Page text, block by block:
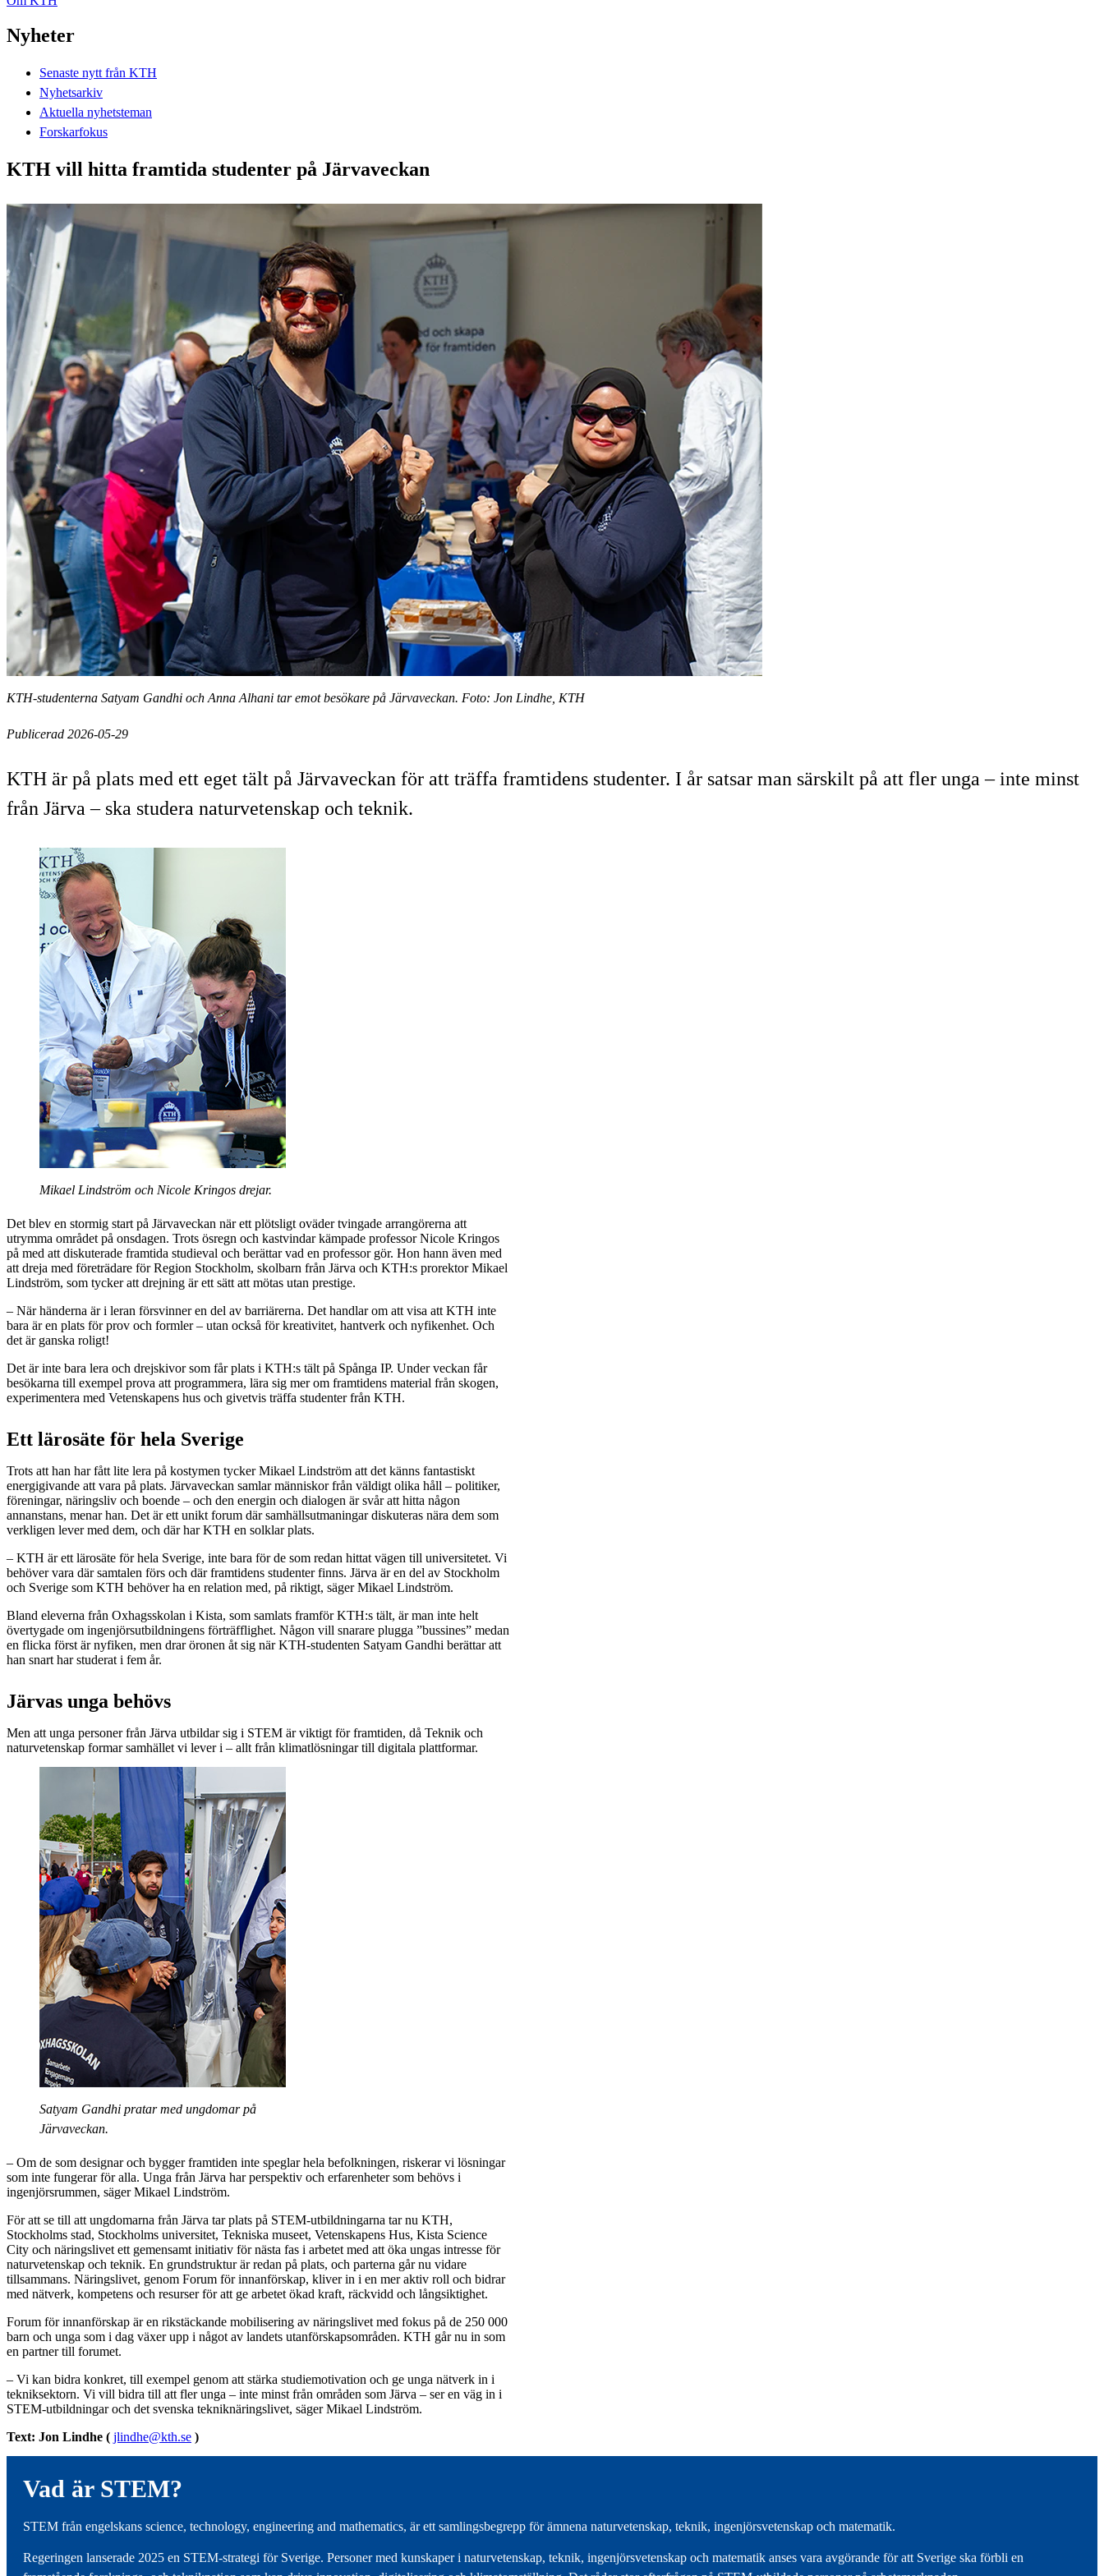
Nyheter
Senaste nytt från KTH
Nyhetsarkiv
Aktuella nyhetsteman
Forskarfokus
KTH vill hitta framtida studenter på Järvaveckan
KTH-studenterna Satyam Gandhi och Anna Alhani tar emot besökare på Järvaveckan. Foto: Jon Lindhe, KTH
Publicerad 2026-05-29
KTH är på plats med ett eget tält på Järvaveckan för att träffa framtidens studenter. I år satsar man särskilt på att fler unga – inte minst
från Järva – ska studera naturvetenskap och teknik.
Mikael Lindström och Nicole Kringos drejar.
Det blev en stormig start på Järvaveckan när ett plötsligt oväder tvingade arrangörerna att
utrymma området på onsdagen. Trots ösregn och kastvindar kämpade professor Nicole Kringos
på med att diskuterade framtida studieval och berättar vad en professor gör. Hon hann även med
att dreja med företrädare för Region Stockholm, skolbarn från Järva och KTH:s prorektor Mikael
Lindström, som tycker att drejning är ett sätt att mötas utan prestige.
– När händerna är i leran försvinner en del av barriärerna. Det handlar om att visa att KTH inte
bara är en plats för prov och formler – utan också för kreativitet, hantverk och nyfikenhet. Och
det är ganska roligt!
Det är inte bara lera och drejskivor som får plats i KTH:s tält på Spånga IP. Under veckan får
besökarna till exempel prova att programmera, lära sig mer om framtidens material från skogen,
experimentera med Vetenskapens hus och givetvis träffa studenter från KTH.
Ett lärosäte för hela Sverige
Trots att han har fått lite lera på kostymen tycker Mikael Lindström att det känns fantastiskt
energigivande att vara på plats. Järvaveckan samlar människor från väldigt olika håll – politiker,
föreningar, näringsliv och boende – och den energin och dialogen är svår att hitta någon
annanstans, menar han. Det är ett unikt forum där samhällsutmaningar diskuteras nära dem som
verkligen lever med dem, och där har KTH en solklar plats.
– KTH är ett lärosäte för hela Sverige, inte bara för de som redan hittat vägen till universitetet. Vi
behöver vara där samtalen förs och där framtidens studenter finns. Järva är en del av Stockholm
och Sverige som KTH behöver ha en relation med, på riktigt, säger Mikael Lindström.
Bland eleverna från Oxhagsskolan i Kista, som samlats framför KTH:s tält, är man inte helt
övertygade om ingenjörsutbildningens förträfflighet. Någon vill snarare plugga ”bussines” medan
en flicka först är nyfiken, men drar öronen åt sig när KTH-studenten Satyam Gandhi berättar att
han snart har studerat i fem år.
Järvas unga behövs
Men att unga personer från Järva utbildar sig i STEM är viktigt för framtiden, då Teknik och
naturvetenskap formar samhället vi lever i – allt från klimatlösningar till digitala plattformar.
Satyam Gandhi pratar med ungdomar på
Järvaveckan.
– Om de som designar och bygger framtiden inte speglar hela befolkningen, riskerar vi lösningar
som inte fungerar för alla. Unga från Järva har perspektiv och erfarenheter som behövs i
ingenjörsrummen, säger Mikael Lindström.
För att se till att ungdomarna från Järva tar plats på STEM-utbildningarna tar nu KTH,
Stockholms stad, Stockholms universitet, Tekniska museet, Vetenskapens Hus, Kista Science
City och näringslivet ett gemensamt initiativ för nästa fas i arbetet med att öka ungas intresse för
naturvetenskap och teknik. En grundstruktur är redan på plats, och parterna går nu vidare
tillsammans. Näringslivet, genom Forum för innanförskap, kliver in i en mer aktiv roll och bidrar
med nätverk, kompetens och resurser för att ge arbetet ökad kraft, räckvidd och långsiktighet.
Forum för innanförskap är en rikstäckande mobilisering av näringslivet med fokus på de 250 000
barn och unga som i dag växer upp i något av landets utanförskapsområden. KTH går nu in som
en partner till forumet.
– Vi kan bidra konkret, till exempel genom att stärka studiemotivation och ge unga nätverk in i
tekniksektorn. Vi vill bidra till att fler unga – inte minst från områden som Järva – ser en väg in i
STEM-utbildningar och det svenska tekniknäringslivet, säger Mikael Lindström.
Text: Jon Lindhe ( jlindhe@kth.se )
Vad är STEM?
STEM från engelskans science, technology, engineering and mathematics, är ett samlingsbegrepp för ämnena naturvetenskap, teknik, ingenjörsvetenskap och matematik.
Regeringen lanserade 2025 en STEM-strategi för Sverige. Personer med kunskaper i naturvetenskap, teknik, ingenjörsvetenskap och matematik anses vara avgörande för att Sverige ska förbli en